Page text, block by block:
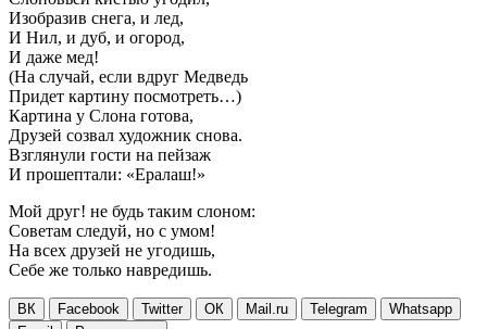
Изобразив снега, и лед,
И Нил, и дуб, и огород,
И даже мед!
(На случай, если вдруг Медведь
Придет картину посмотреть…)
Картина у Слона готова,
Друзей созвал художник снова.
Взглянули гости на пейзаж
И прошептали: «Ералаш!»
Мой друг! не будь таким слоном:
Советам следуй, но с умом!
На всех друзей не угодишь,
Себе же только навредишь.
ВК Facebook Twitter ОК Mail.ru Telegram
Whatsapp